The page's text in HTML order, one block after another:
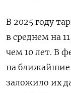
В 2025 году
в среднем на
чем 10 лет. В
на ближайшие
заложило их